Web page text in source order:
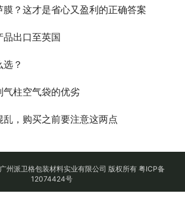
？这才是省心又盈利的正确答案
品出口至英国
？
气柱空气袋的优劣
乱，购买之前要注意这两点
派卫格包装材料实业有限公司 版权所有 粤ICP备
12074424号